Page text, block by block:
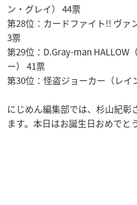
ン・グレイ） 44票
第28位：カードファイト!! ヴァ
3票
第29位：D.Gray-man HALLOW
ー） 41票
第30位：怪盗ジョーカー（レイ
にじめん編集部では、杉山紀
ます。本日はお誕生日おめでと